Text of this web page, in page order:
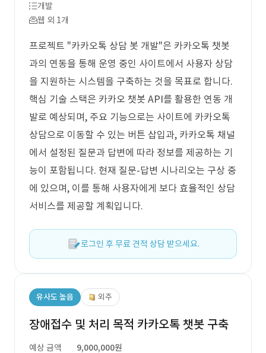
개발
웹 외 1개
프로젝트 "카카오톡 상담 봇 개발"은 카카오톡 챗봇
과의 연동을 통해 운영 중인 사이트에서 사용자 상담
을 지원하는 시스템을 구축하는 것을 목표로 합니다.
핵심 기술 스택은 카카오 챗봇 API를 활용한 연동 개
발로 예상되며, 주요 기능으로는 사이트에 카카오톡
상담으로 이동할 수 있는 버튼 삽입과, 카카오톡 채널
에서 설정된 질문과 답변에 따라 정보를 제공하는 기
능이 포함됩니다. 현재 질문-답변 시나리오는 구상 중
에 있으며, 이를 통해 사용자에게 보다 효율적인 상담
서비스를 제공할 계획입니다.
로그인 후 무료 견적 상담 받으세요.
유사도 높음 외주
장애접수 및 처리 목적 카카오톡 챗봇 구축
예상 금액
9,000,000원